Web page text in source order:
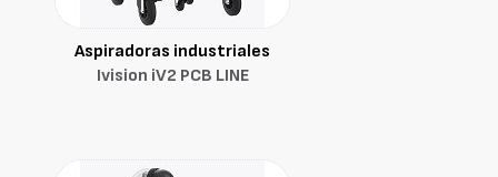
Aspiradoras industriales
Ivision iV2 PCB LINE